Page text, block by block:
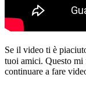
Se il video ti è
tuoi amici. Questo mi
continuare a fare